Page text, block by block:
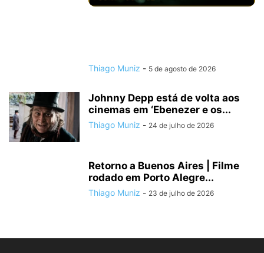
Video
Thiago Muniz - 5 de agosto de 2026
Johnny Depp está de volta aos
cinemas em ‘Ebenezer e os...
Thiago Muniz - 24 de julho de 2026
Retorno a Buenos Aires | Filme
rodado em Porto Alegre...
Thiago Muniz - 23 de julho de 2026